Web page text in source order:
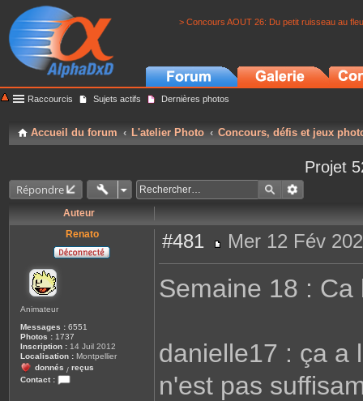
> Concours AOUT 26: Du petit ruisseau au
Raccourcis Sujets actifs Dernières photos
Accueil du forum L'atelier Photo Concours, défis et jeux
Projet
Répondre
Auteur
Renato
Animateur
Messages : 6551
Photos : 1737
Inscription : 14 Juil 2012
Localisation : Montpellier
donnés / reçus
Contact :
#481
e
a
Mer 12 Fév
Semaine 18 : Ca
danielle17 : ça a
n'est pas